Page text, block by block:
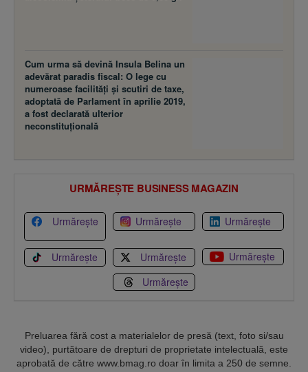
Cum urma să devină Insula Belina un
adevărat paradis fiscal: O lege cu
numeroase facilităţi şi scutiri de taxe,
adoptată de Parlament în aprilie 2019,
a fost declarată ulterior
neconstituţională
URMĂREȘTE BUSINESS MAGAZIN
Urmărește Urmărește Urmărește
Urmărește Urmărește
Urmărește
Urmărește
Preluarea fără cost a materialelor de presă (text, foto si/sau
video), purtătoare de drepturi de proprietate intelectuală, este
aprobată de către www.bmag.ro doar în limita a 250 de semne.